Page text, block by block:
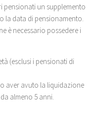
pensionati un supplemento
la data di pensionamento.
è necessario possedere i
(esclusi i pensionati di
aver avuto la liquidazione
almeno 5 anni.